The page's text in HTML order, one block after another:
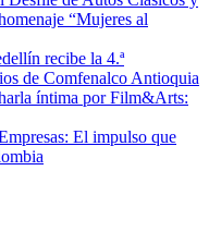
“Mujeres al
recibe la 4.ª
de Comfenalco Antioquia
íntima por Film&Arts:
El impulso que